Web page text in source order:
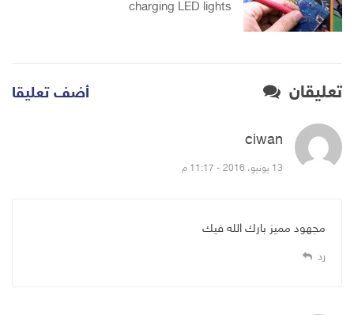
charging LED lights
تعليقان أضف تعليقا
ciwan
13 يونيو، 2016 - 11:17 م
مجهود مميز بارك الله فيك
رد